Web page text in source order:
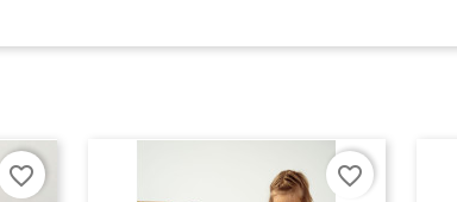
favorite_border favorite_border